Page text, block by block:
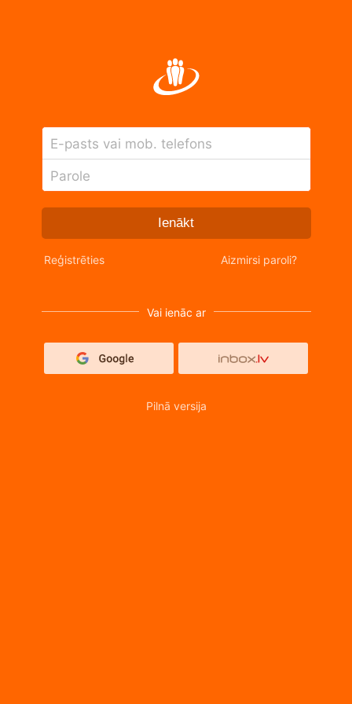
E-pasts vai mob. telefons
Parole
Ienākt
Reģistrēties Aizmirsi paroli?
Vai ienāc ar
Pilnā versija